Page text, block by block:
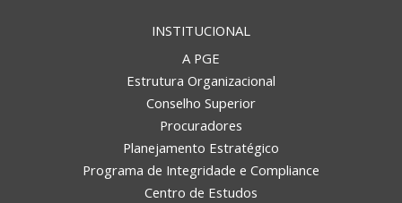
INSTITUCIONAL
A PGE
Estrutura Organizacional
Conselho Superior
Procuradores
Planejamento Estratégico
Programa de Integridade e Compliance
Centro de Estudos